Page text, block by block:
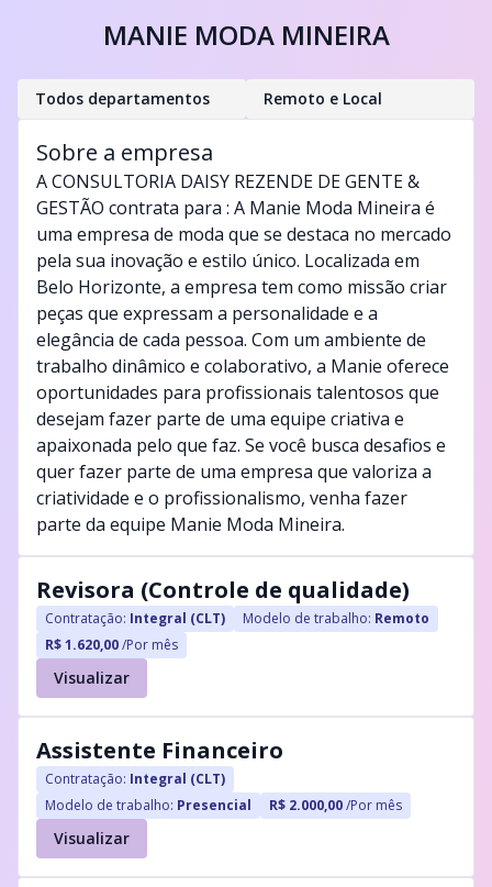
MANIE MODA MINEIRA
Todos departamentos Remoto e Local
Sobre a empresa
A CONSULTORIA DAISY REZENDE DE GENTE &
GESTÃO contrata para : A Manie Moda Mineira é
uma empresa de moda que se destaca no mercado
pela sua inovação e estilo único. Localizada em
Belo Horizonte, a empresa tem como missão criar
peças que expressam a personalidade e a
elegância de cada pessoa. Com um ambiente de
trabalho dinâmico e colaborativo, a Manie oferece
oportunidades para profissionais talentosos que
desejam fazer parte de uma equipe criativa e
apaixonada pelo que faz. Se você busca desafios e
quer fazer parte de uma empresa que valoriza a
criatividade e o profissionalismo, venha fazer
parte da equipe Manie Moda Mineira.
Revisora (Controle de qualidade)
Contratação: Integral (CLT) Modelo de trabalho: Remoto
R$ 1.620,00/Por mês
Visualizar
Assistente Financeiro
Contratação: Integral (CLT)
Modelo de trabalho: Presencial R$ 2.000,00/Por mês
Visualizar